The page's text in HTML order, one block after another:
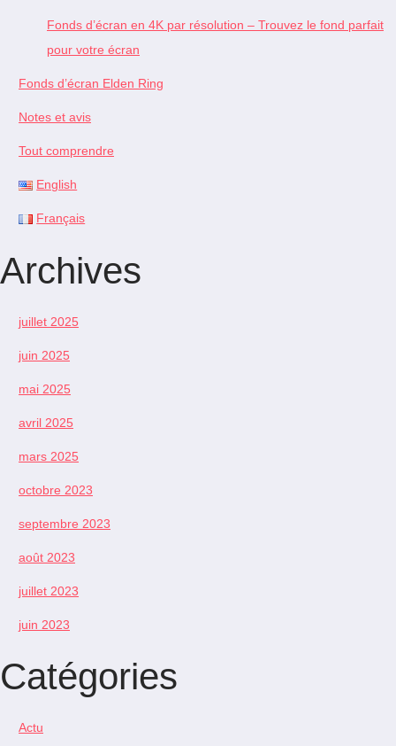
Fonds d’écran en 4K par résolution – Trouvez le fond parfait
pour votre écran
Fonds d’écran Elden Ring
Notes et avis
Tout comprendre
English
Français
Archives
juillet 2025
juin 2025
mai 2025
avril 2025
mars 2025
octobre 2023
septembre 2023
août 2023
juillet 2023
juin 2023
Catégories
Actu